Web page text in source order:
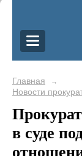
Главная →
Новости
в суде